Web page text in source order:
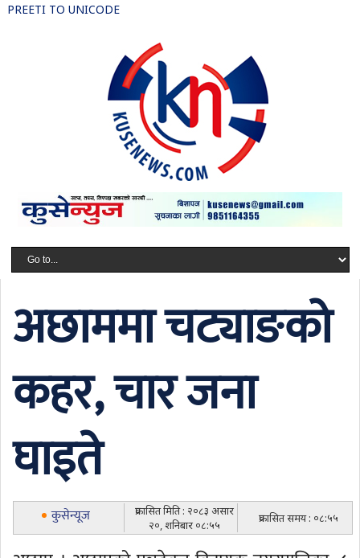
PREETI TO UNICODE
अछाममा चट्याङको
कहर, चार जना
घाइते
कुसेन्यूज
प्रकासित मिति : २०८३ असार
२०, शनिबार ०८:५५
प्रकासित समय : ०८:५५